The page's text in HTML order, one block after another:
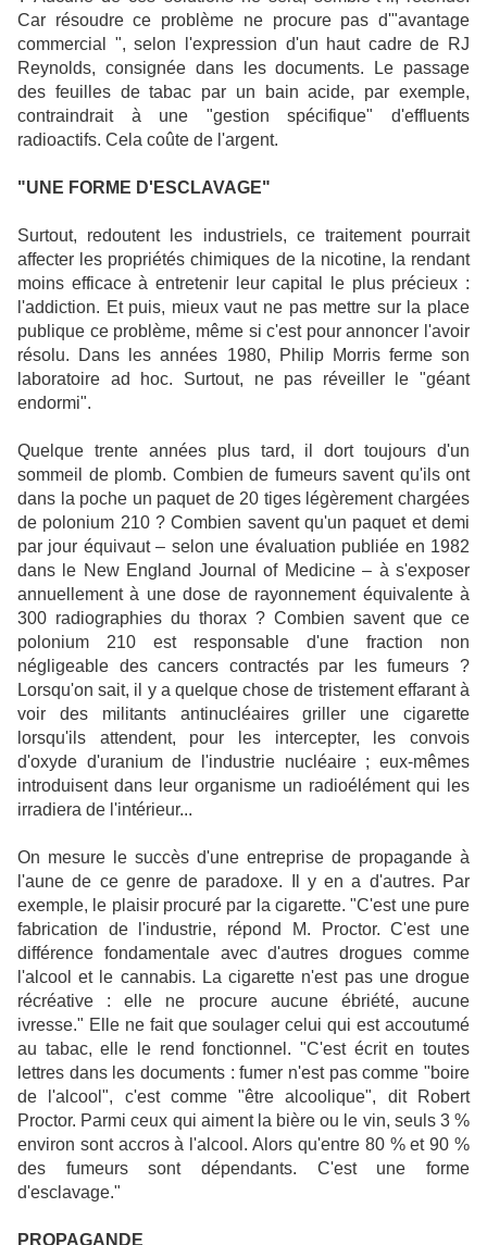
Car résoudre ce problème ne procure pas d'"avantage
commercial ", selon l'expression d'un haut cadre de RJ
Reynolds, consignée dans les documents. Le passage
des feuilles de tabac par un bain acide, par exemple,
contraindrait à une "gestion spécifique" d'effluents
radioactifs. Cela coûte de l'argent.
"UNE FORME D'ESCLAVAGE"
Surtout, redoutent les industriels, ce traitement pourrait
affecter les propriétés chimiques de la nicotine, la rendant
moins efficace à entretenir
leur capital le plus précieux :
l'addiction. Et puis, mieux vaut ne pas mettre sur la place
publique ce problème, même si c'est pour annoncer l'avoir
résolu. Dans les années 1980, Philip Morris ferme son
laboratoire ad hoc. Surtout, ne pas
réveiller
le "géant
endormi".
Quelque trente années plus tard, il dort toujours d'un
sommeil de plomb. Combien de fumeurs savent qu'ils ont
dans la poche un paquet de 20 tiges légèrement chargées
de polonium 210 ? Combien savent qu'un paquet et demi
par jour équivaut – selon une évaluation publiée en 1982
dans le New England Journal of Medicine – à s'exposer
annuellement à une dose de rayonnement équivalente à
300 radiographies du thorax ? Combien savent que ce
polonium 210 est responsable d'une fraction non
négligeable des cancers contractés par les fumeurs ?
Lorsqu'on sait, il y a quelque chose de tristement effarant à
voir
des militants antinucléaires griller
une cigarette
lorsqu'ils attendent, pour les
intercepter, les convois
d'oxyde d'uranium de l'industrie nucléaire ; eux-mêmes
introduisent dans leur organisme un radioélément qui les
irradiera de l'intérieur...
On mesure le succès d'une entreprise de propagande à
l'aune de ce genre de paradoxe. Il y en a d'autres. Par
exemple, le plaisir procuré par la cigarette. "C'est une pure
fabrication de l'industrie, répond M. Proctor. C'est une
différence fondamentale avec d'autres drogues comme
l'alcool et le cannabis. La cigarette n'est pas une drogue
récréative : elle ne procure aucune ébriété, aucune
ivresse." Elle ne fait que soulager celui qui est accoutumé
au tabac, elle le rend fonctionnel. "C'est écrit en toutes
lettres dans les documents : fumer n'est pas comme "boire
de l'alcool", c'est comme "être alcoolique", dit Robert
Proctor. Parmi ceux qui aiment la bière ou le vin, seuls 3 %
environ sont accros à l'alcool. Alors qu'entre 80 % et 90 %
des fumeurs sont dépendants. C'est une forme
d'esclavage."
PROPAGANDE